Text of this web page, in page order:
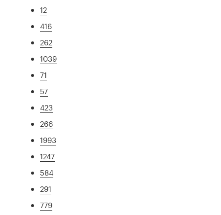
12
416
262
1039
71
57
423
266
1993
1247
584
291
779